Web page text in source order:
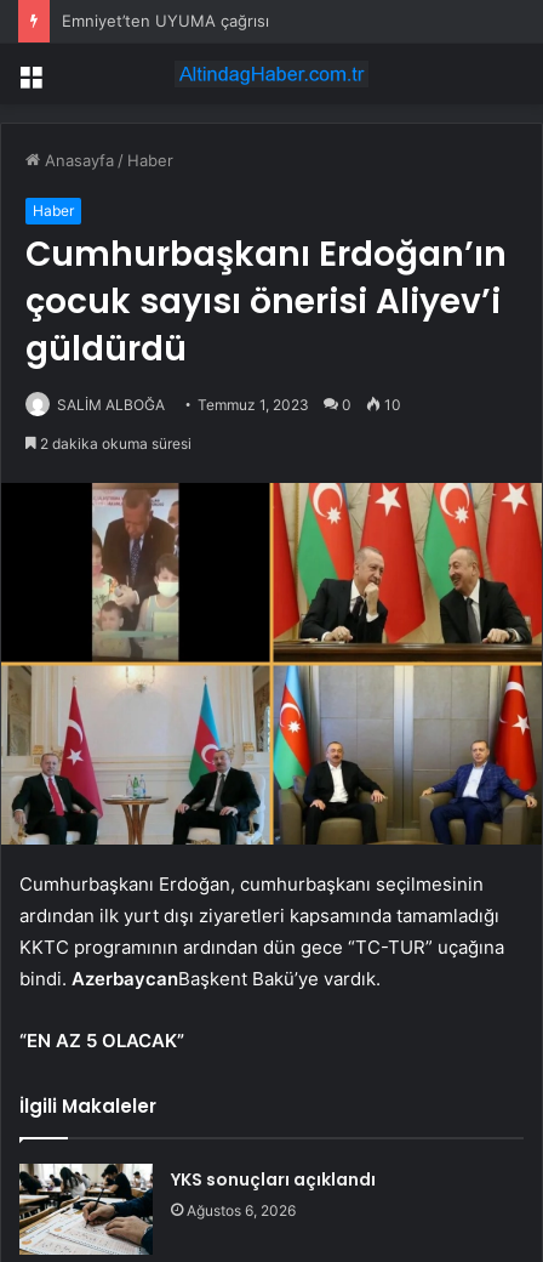
Emniyet’ten UYUMA çağrısı
Menü
Anasayfa / Haber
Haber
Cumhurbaşkanı Erdoğan’ın
çocuk sayısı önerisi Aliyev’i
güldürdü
SALİM ALBOĞA Temmuz 1, 2023 0 10
2 dakika okuma süresi
Cumhurbaşkanı Erdoğan, cumhurbaşkanı seçilmesinin
ardından ilk yurt dışı ziyaretleri kapsamında tamamladığı
KKTC programının ardından dün gece “TC-TUR” uçağına
bindi. AzerbaycanBaşkent Bakü’ye vardık.
“EN AZ 5 OLACAK”
İlgili Makaleler
YKS sonuçları açıklandı
Ağustos 6, 2026